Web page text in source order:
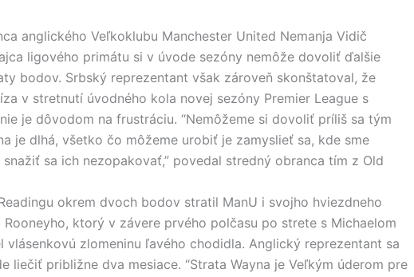
anglického Veľkoklubu Manchester United Nemanja Vidič
ligového primátu si v úvode sezóny nemôže dovoliť ďalšie
bodov. Srbský reprezentant však zároveň skonštatoval, že
v stretnutí úvodného kola novej sezóny Premier League s
je dôvodom na frustráciu. “Nemôžeme si dovoliť príliš sa tým
je dlhá, všetko čo môžeme urobiť je zamyslieť sa, kde sme
sa ich nezopakovať,” povedal stredný obranca tím z Old
okrem dvoch bodov stratil ManU i svojho hviezdneho
Rooneyho, ktorý v závere prvého polčasu po strete s Michaelom
vlásenkovú zlomeninu ľavého chodidla. Anglický reprezentant sa
liečiť približne dva mesiace. “Strata Wayna je Veľkým úderom pre